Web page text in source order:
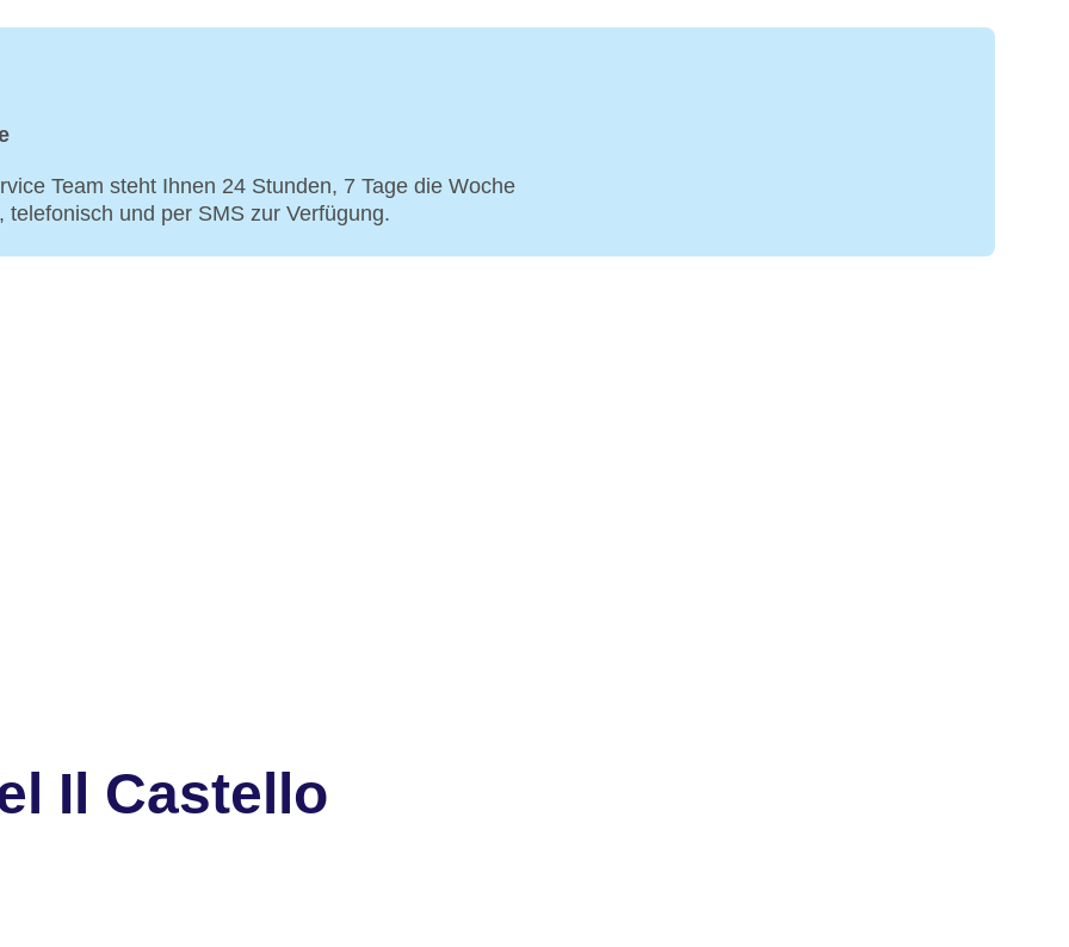
Team steht Ihnen 24 Stunden, 7 Tage die Woche
und per SMS zur Verfügung.
Il Castello